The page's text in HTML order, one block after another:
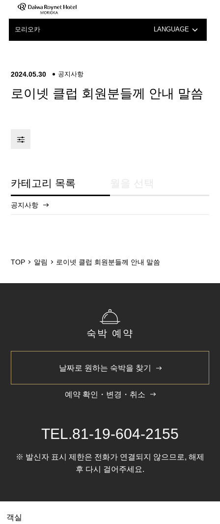
모리오카 LANGUAGE
中文（簡体字）
2024.05.30 공지사항
로이넷 클럽 회원분들께 안내 말씀
카테고리 목록
공지사항
월을 선택
TOP 알림 로이넷 클럽 회원분들께 안내 말씀
숙박 예약
날짜로 원하는 숙박을 찾기
예약 확인・변경・취소
TEL.81-19-604-2155
※ 발신자 표시 제한은 전화가 연결되지 않으므로, 해제
후 다시 걸어주세요.
객실